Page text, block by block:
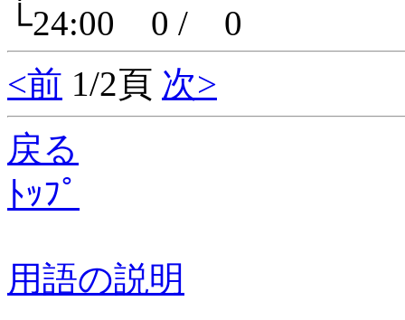
└24:00 0 / 0
<前 1/2頁 次>
戻る
ﾄｯﾌﾟ
用語の説明